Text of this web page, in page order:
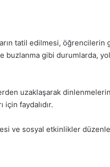
tatil edilmesi, öğrencilerin
buzlanma gibi durumlarda,
uzaklaşarak
için faydalıdır.
ve sosyal etkinlikler